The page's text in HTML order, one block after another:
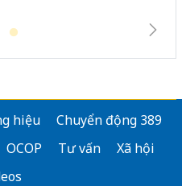
hiệu
Chuyển động 389
OCOP Tư vấn
Xã hội